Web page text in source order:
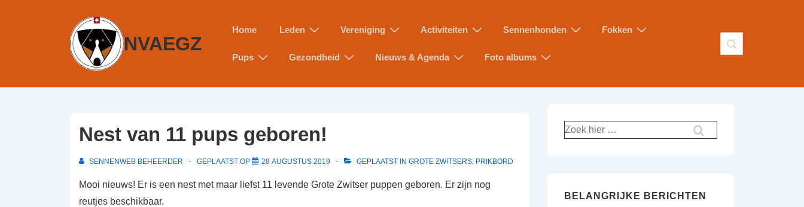
NVAEGZ
Home Leden Vereniging Activiteiten Sennenhonden Fokken
Pups Gezondheid Nieuws & Agenda Foto albums
Nest van 11 pups geboren!
SENNENWEB BEHEERDER GEPLAATST OP 28 AUGUSTUS 2019 GEPLAATST IN GROTE ZWITSERS, PRIKBORD
Mooi nieuws! Er is een nest met maar liefst 11 levende Grote Zwitser puppen geboren. Er zijn nog
reutjes beschikbaar.
BELANGRIJKE BERICHTEN